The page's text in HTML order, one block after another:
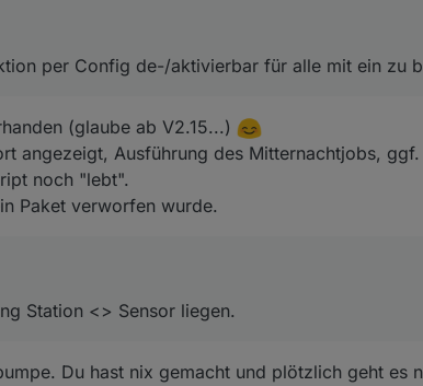
Mitternachts Job schon 23:55 Uhr dank der Anpassungen.
per Config de-/aktivierbar für alle mit ein zu
(glaube ab V2.15...)
angezeigt, Ausführung des Mitternachtjobs, ggf.
noch "lebt".
Paket verworfen wurde.
Station <> Sensor liegen.
Du hast nix gemacht und plötzlich geht es